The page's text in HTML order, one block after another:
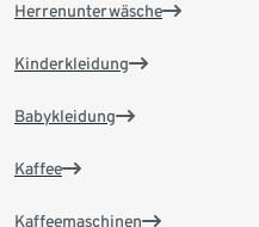
Herrenunterwäsche
Kinderkleidung
Babykleidung
Kaffee
Kaffeemaschinen